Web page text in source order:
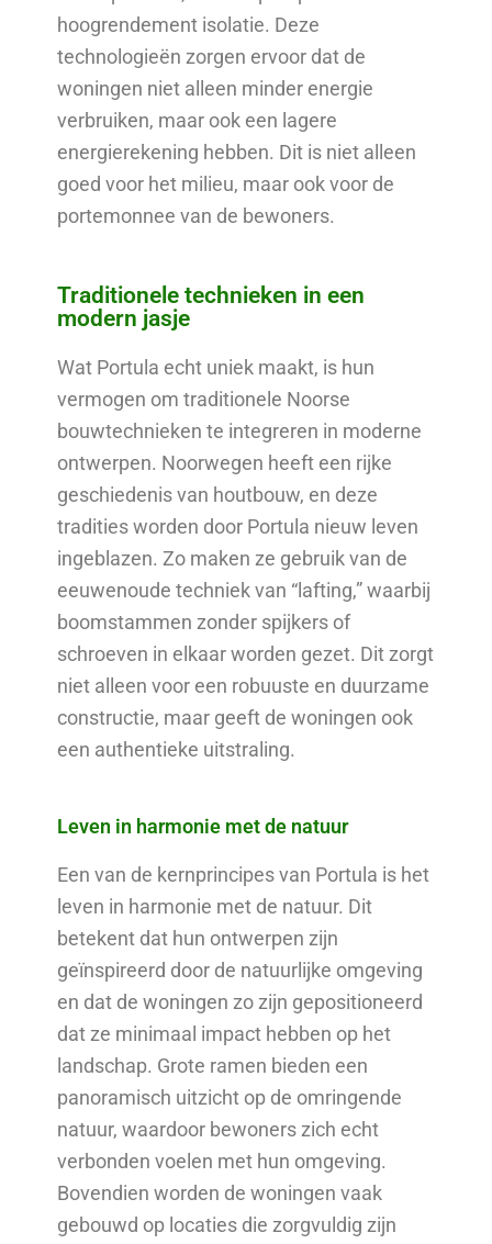
hoogrendement isolatie. Deze
technologieën zorgen ervoor dat de
woningen niet alleen minder energie
verbruiken, maar ook een lagere
energierekening hebben. Dit is niet alleen
goed voor het milieu, maar ook voor de
portemonnee van de bewoners.
Traditionele technieken in een
modern jasje
Wat Portula echt uniek maakt, is hun
vermogen om traditionele Noorse
bouwtechnieken te integreren in moderne
ontwerpen. Noorwegen heeft een rijke
geschiedenis van houtbouw, en deze
tradities worden door Portula nieuw leven
ingeblazen. Zo maken ze gebruik van de
eeuwenoude techniek van “lafting,” waarbij
boomstammen zonder spijkers of
schroeven in elkaar worden gezet. Dit zorgt
niet alleen voor een robuuste en duurzame
constructie, maar geeft de woningen ook
een authentieke uitstraling.
Leven in harmonie met de natuur
Een van de kernprincipes van Portula is het
leven in harmonie met de natuur. Dit
betekent dat hun ontwerpen zijn
geïnspireerd door de natuurlijke omgeving
en dat de woningen zo zijn gepositioneerd
dat ze minimaal impact hebben op het
landschap. Grote ramen bieden een
panoramisch uitzicht op de omringende
natuur, waardoor bewoners zich echt
verbonden voelen met hun omgeving.
Bovendien worden de woningen vaak
gebouwd op locaties die zorgvuldig zijn